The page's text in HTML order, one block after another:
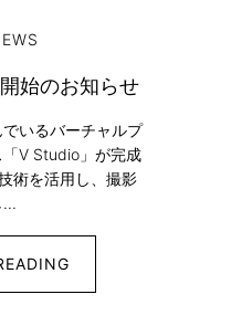
始のお知らせ
いるバーチャルプ
V Studio」が完成
術を活用し、撮影